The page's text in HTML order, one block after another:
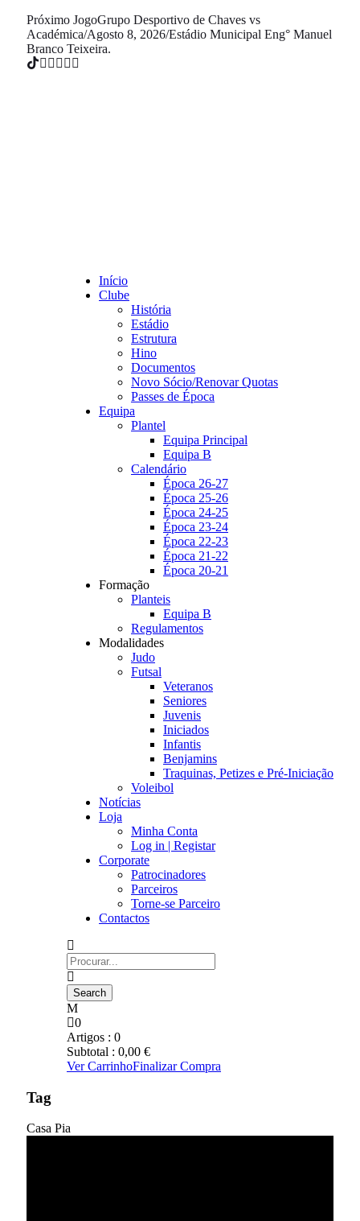
Próximo JogoGrupo Desportivo de Chaves vs
Académica/Agosto 8, 2026/Estádio Municipal Eng° Manuel
Branco Teixeira.
Início
Clube
História
Estádio
Estrutura
Hino
Documentos
Novo Sócio/Renovar Quotas
Passes de Época
Equipa
Plantel
Equipa Principal
Equipa B
Calendário
Época 26-27
Época 25-26
Época 24-25
Época 23-24
Época 22-23
Época 21-22
Época 20-21
Formação
Planteis
Equipa B
Regulamentos
Modalidades
Judo
Futsal
Veteranos
Seniores
Juvenis
Iniciados
Infantis
Benjamins
Traquinas, Petizes e Pré-Iniciação
Voleibol
Notícias
Loja
Minha Conta
Log in | Registar
Corporate
Patrocinadores
Parceiros
Torne-se Parceiro
Contactos
0
Artigos : 0
Subtotal : 0,00 €
Ver CarrinhoFinalizar Compra
Tag
Casa Pia